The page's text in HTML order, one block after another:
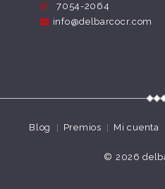
7054-2064
info@delbarcocr.com
Blog Premios Mi cuenta
© 2026